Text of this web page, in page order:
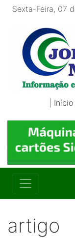
Sexta-Feira, 07
Início
artigo